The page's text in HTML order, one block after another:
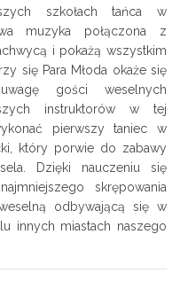
szkołach tańca w
muzyka połączona z
i pokażą wszystkim
się Para Młoda okaże się
gości weselnych
instruktorów w tej
pierwszy taniec w
który porwie do zabawy
Dzięki nauczeniu się
skrępowania
odbywającą się w
innych miastach naszego